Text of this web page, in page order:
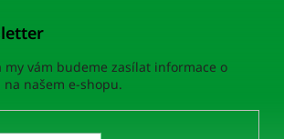
my vám budeme zasílat informace o
našem e-shopu.